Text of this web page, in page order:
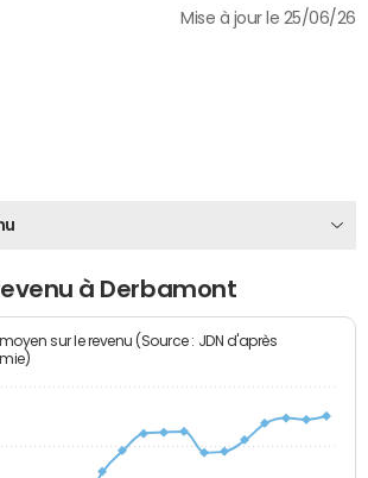
Mise à jour le 25/06/26
à Derbamont
sur le revenu (Source : JDN d'après